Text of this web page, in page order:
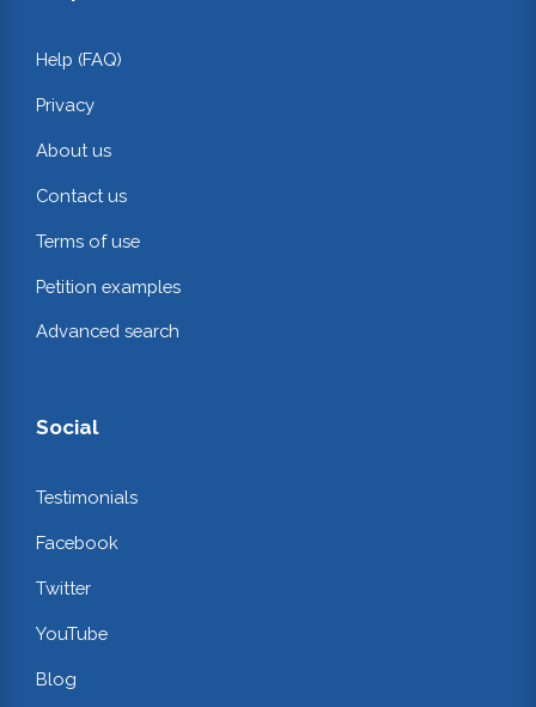
Help (FAQ)
Privacy
About us
Contact us
Terms of use
Petition examples
Advanced search
Social
Testimonials
Facebook
Twitter
YouTube
Blog